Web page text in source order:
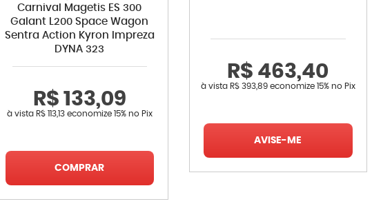
Carnival Magetis ES 300
Galant L200 Space Wagon
Sentra Action Kyron Impreza
DYNA 323
R$ 133,09
à vista R$ 113,13economize 15% no Pix
COMPRAR
R$ 463,40
à vista R$ 393,89economize 15% no Pix
AVISE-ME